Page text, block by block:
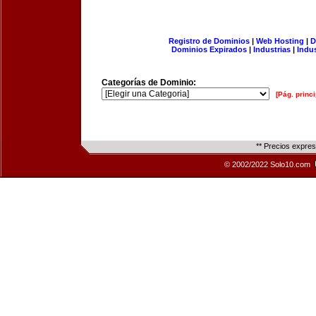
Registro de Dominios| Web Hosting |
Dominios Expirados | Industrias |
Categorías de Dominio:
[Pág.
** Precios
© 2002/2022 Solo10.com